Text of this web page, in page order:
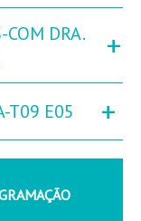
DRA.
+
T09 E05 +